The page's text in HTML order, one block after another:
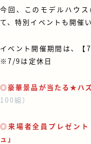
今回、このモデルハウ
て、特別イベントも開催
イベント開催期間は、
※7/9は定休日
◎豪華景品が当たる★ハズ
100組）
◎来場者全員プレゼント
ュ」